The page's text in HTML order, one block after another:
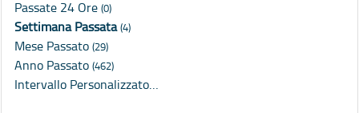
Passate 24 Ore (0)
Settimana Passata(4)
Mese Passato (29)
Anno Passato (462)
Intervallo Personalizzato…